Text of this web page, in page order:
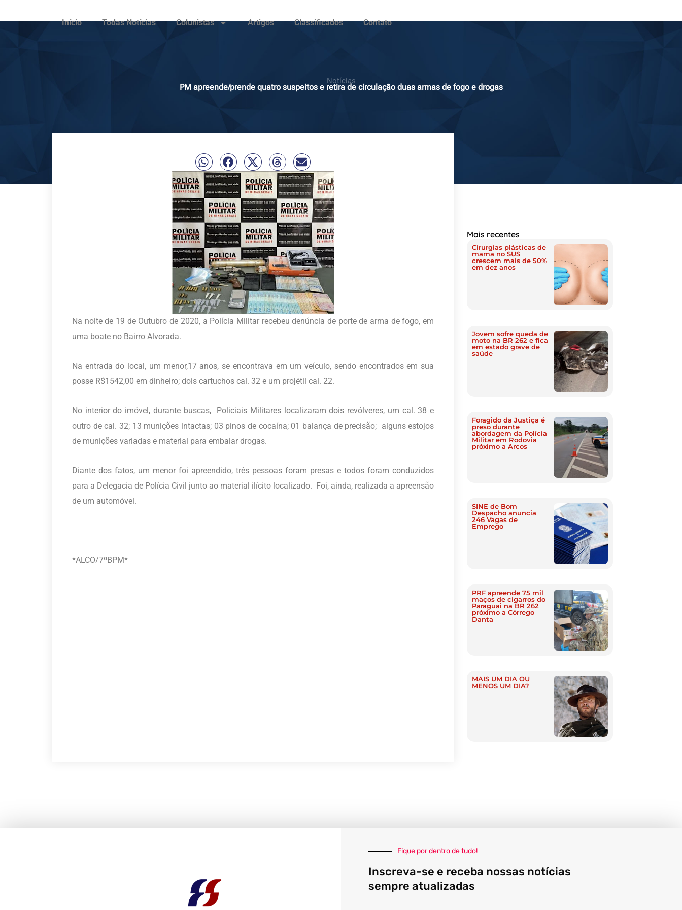
Início Todas Notícias Colunistas Artigos Classificados Contato
Notícias
PM apreende/prende quatro suspeitos e retira de circulação duas armas de fogo e drogas
Na noite de 19 de Outubro de 2020, a Polícia Militar recebeu denúncia de porte de arma de fogo, em
uma boate no Bairro Alvorada.
Na entrada do local, um menor,17 anos, se encontrava em um veículo, sendo encontrados em sua
posse R$1542,00 em dinheiro; dois cartuchos cal. 32 e um projétil cal. 22.
No interior do imóvel, durante buscas, Policiais Militares localizaram dois revólveres, um cal. 38 e
outro de cal. 32; 13 munições intactas; 03 pinos de cocaína; 01 balança de precisão; alguns estojos
de munições variadas e material para embalar drogas.
Diante dos fatos, um menor foi apreendido, três pessoas foram presas e todos foram conduzidos
para a Delegacia de Polícia Civil junto ao material ilícito localizado. Foi, ainda, realizada a apreensão
de um automóvel.
*ALCO/7ºBPM*
Mais recentes
Cirurgias plásticas de
mama no SUS
crescem mais de 50%
em dez anos
Jovem sofre queda de
moto na BR 262 e fica
em estado grave de
saúde
Foragido da Justiça é
preso durante
abordagem da Polícia
Militar em Rodovia
próximo a Arcos
SINE de Bom
Despacho anuncia
246 Vagas de
Emprego
PRF apreende 75 mil
maços de cigarros do
Paraguai na BR 262
próximo a Córrego
Danta
MAIS UM DIA OU
MENOS UM DIA?
Fique por dentro de tudo!
Inscreva-se e receba nossas notícias
sempre atualizadas